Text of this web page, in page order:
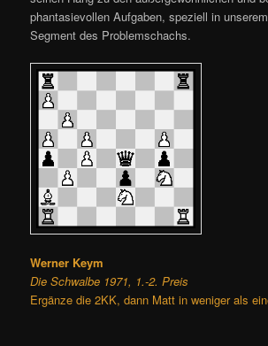
phantasievollen Aufgaben, speziell in
Segment des Problemschachs.
Werner Keym
Die Schwalbe 1971, 1.-2. Preis
Ergänze die 2KK, dann Matt in weniger als